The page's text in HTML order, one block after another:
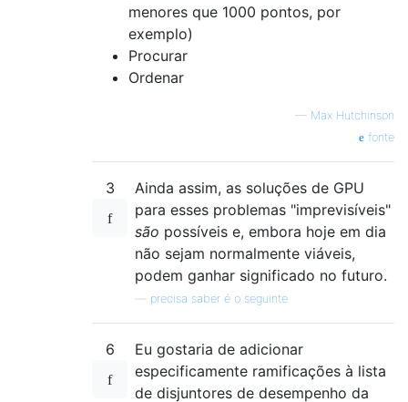
menores que 1000 pontos, por
exemplo)
Procurar
Ordenar
— Max Hutchinson
fonte
3
Ainda assim, as soluções de GPU
para esses problemas "imprevisíveis"
são possíveis e, embora hoje em dia
não sejam normalmente viáveis,
podem ganhar significado no futuro.
precisa saber é o seguinte
6
Eu gostaria de adicionar
especificamente ramificações à lista
de disjuntores de desempenho da